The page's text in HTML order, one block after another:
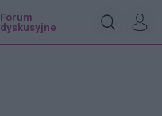
Forum
dyskusyjne